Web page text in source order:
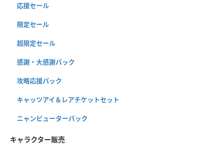
応援セール
限定セール
超限定セール
感謝・大感謝パック
攻略応援パック
キャッツアイ＆レアチケットセット
ニャンピューターパック
キャラクター販売